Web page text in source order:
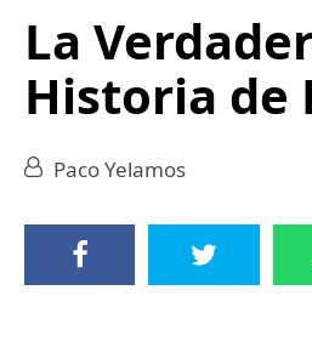
La
Historia de
Paco Yelamos